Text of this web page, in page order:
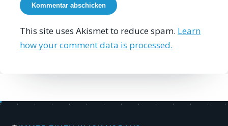
This site uses Akismet to reduce spam. Learn
how your comment data is processed.